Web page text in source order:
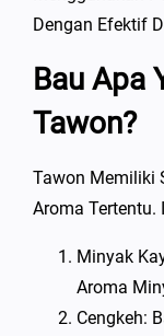
Dengan Efektif
Bau Apa
Tawon?
Tawon Memiliki
Aroma Tertentu.
Minyak
Aroma
Cengkeh: